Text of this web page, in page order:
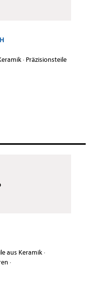
· Präzisionsteile
aus Keramik·
·